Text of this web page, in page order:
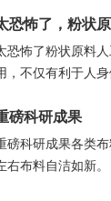
恐怖了，粉状
恐怖了粉状原料
，不仅有利于人
磅科研成果
磅科研成果各类
右布料自洁如新。